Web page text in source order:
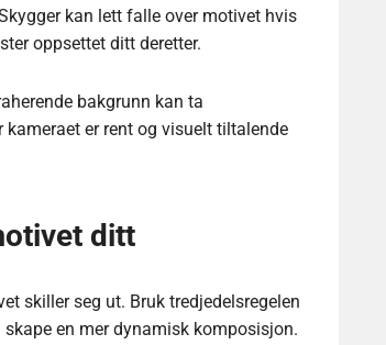
kan lett falle over motivet hvis
oppsettet ditt deretter.
bakgrunn kan ta
er rent og visuelt tiltalende
ditt
skiller seg ut. Bruk tredjedelsregelen
en mer dynamisk komposisjon.